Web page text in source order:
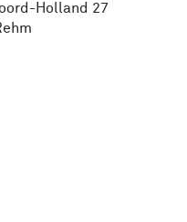
Holland 27